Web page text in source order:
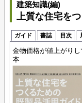
建築知識(編)
上質な住宅を
ガイド 書誌 目次
金物価格が値上がり
本